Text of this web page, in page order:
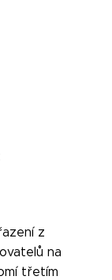
z
na
třetím